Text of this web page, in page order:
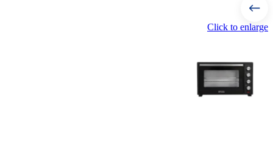
Click to enlarge